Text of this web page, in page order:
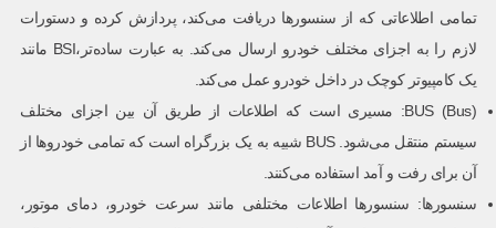
تمامی اطلاعاتی که از سنسورها دریافت می‌کند، پردازش کرده و دستورات
لازم را به اجزای مختلف خودرو ارسال می‌کند. به عبارت ساده‌تر،BSI مانند
یک کامپیوتر کوچک در داخل خودرو عمل می‌کند.
BUS (Bus): مسیری است که اطلاعات از طریق آن بین اجزای مختلف
سیستم منتقل می‌شود. BUS شبیه به یک بزرگراه است که تمامی خودروها از
آن برای رفت و آمد استفاده می‌کنند.
سنسورها: سنسورها اطلاعات مختلفی مانند سرعت خودرو، دمای موتور،